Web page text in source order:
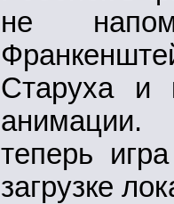
не
Старуха и
анимации.
теперь
загрузке